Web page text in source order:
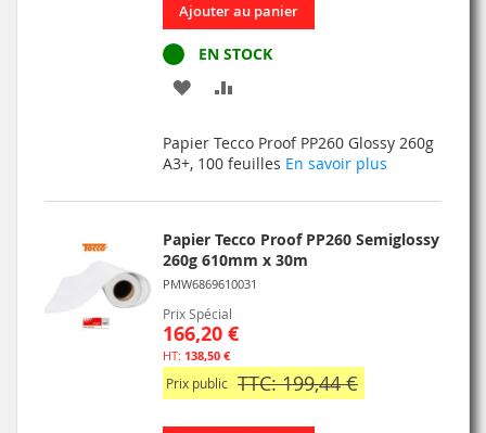
Ajouter au panier
EN STOCK
AJOUTER
MA
LISTE
D’ENVIE
COMPARATEUR
Papier Tecco Proof PP260 Glossy 260g
A3+, 100 feuilles En savoir plus
Papier Tecco Proof PP260 Semiglossy
260g 610mm x 30m
PMW6869610031
Prix Spécial
166,20 €
138,50 €
Prix public TTC: 199,44 €